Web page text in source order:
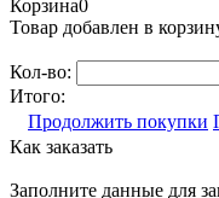
Корзина0
Товар добавлен в
Кол-во:
Итого:
Продолжить покупки
Как заказать
Заполните данные для